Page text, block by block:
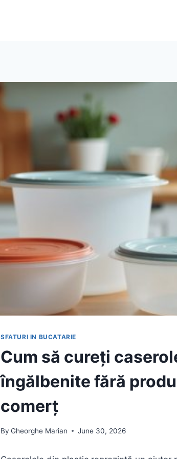
SFATURI IN BUCATARIE
Cum să cureți
îngălbenite fără
comerț
By Gheorghe Marian June 30, 2026